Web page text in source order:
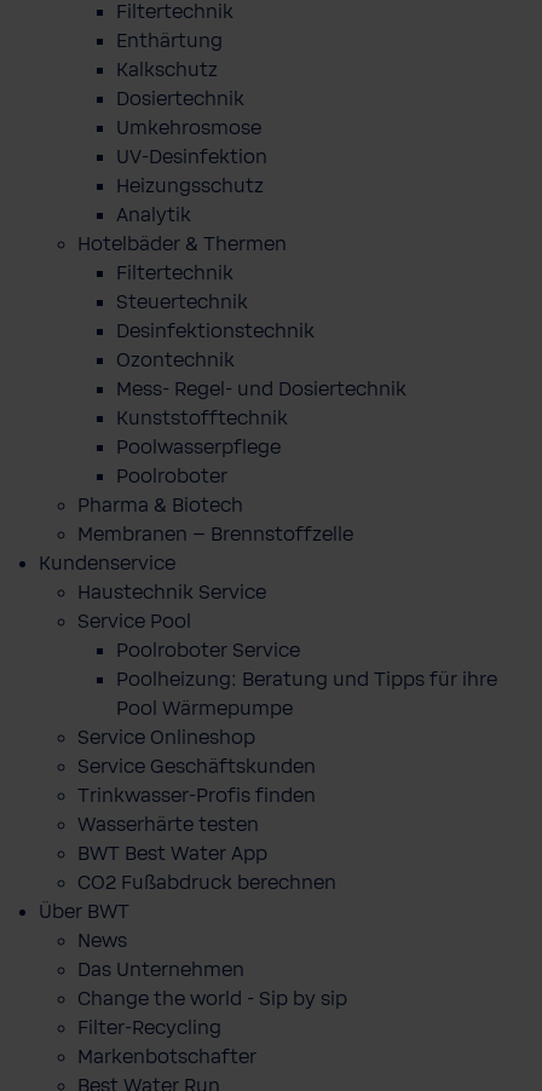
Filtertechnik
Enthärtung
Kalkschutz
Dosiertechnik
Umkehrosmose
UV-Desinfektion
Heizungsschutz
Analytik
Hotelbäder & Thermen
Filtertechnik
Steuertechnik
Desinfektionstechnik
Ozontechnik
Mess- Regel- und Dosiertechnik
Kunststofftechnik
Poolwasserpflege
Poolroboter
Pharma & Biotech
Membranen – Brennstoffzelle
Kundenservice
Haustechnik Service
Service Pool
Poolroboter Service
Poolheizung: Beratung und Tipps für ihre
Pool Wärmepumpe
Service Onlineshop
Service Geschäftskunden
Trinkwasser-Profis finden
Wasserhärte testen
BWT Best Water App
CO2 Fußabdruck berechnen
Über BWT
News
Das Unternehmen
Change the world - Sip by sip
Filter-Recycling
Markenbotschafter
Best Water Run